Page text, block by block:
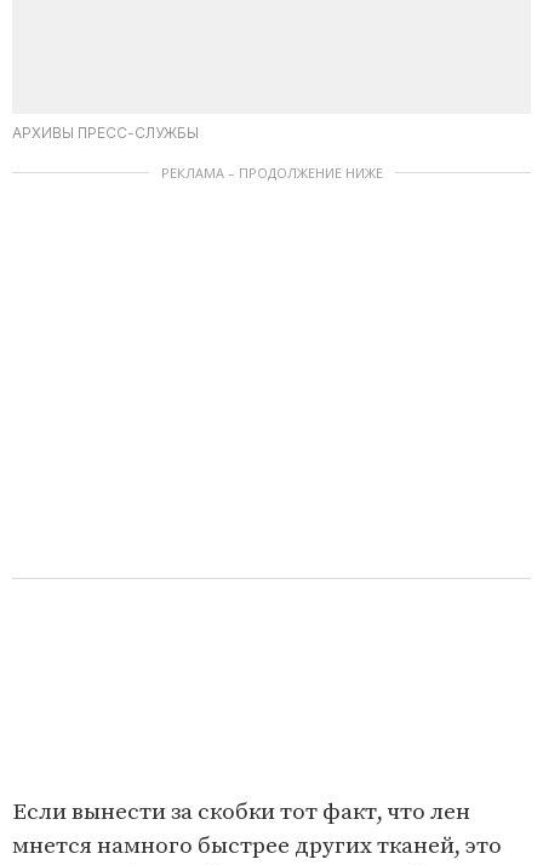
АРХИВЫ ПРЕСС-СЛУЖБЫ
РЕКЛАМА – ПРОДОЛЖЕНИЕ НИЖЕ
Если вынести за скобки тот факт, что лен
мнется намного быстрее других тканей, это